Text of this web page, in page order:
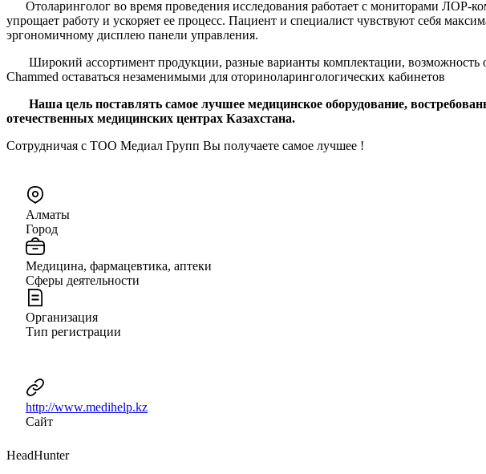
Отоларинголог во время проведения исследования работает с мониторами ЛОР-
упрощает работу и ускоряет ее процесс. Пациент и специалист чувствуют себя
эргономичному дисплею панели управления.
Широкий ассортимент продукции, разные варианты комплектации, возможность
Chammed оставаться незаменимыми для оториноларингологических кабинетов
Наша цель поставлять самое лучшее медицинское оборудование,
отечественных медицинских центрах Казахстана.
Сотрудничая с ТОО Медиал Групп Вы получаете самое лучшее !
Алматы
Город
Медицина, фармацевтика, аптеки
Сферы деятельности
Организация
Тип регистрации
http://www.medihelp.kz
Сайт
HeadHunter